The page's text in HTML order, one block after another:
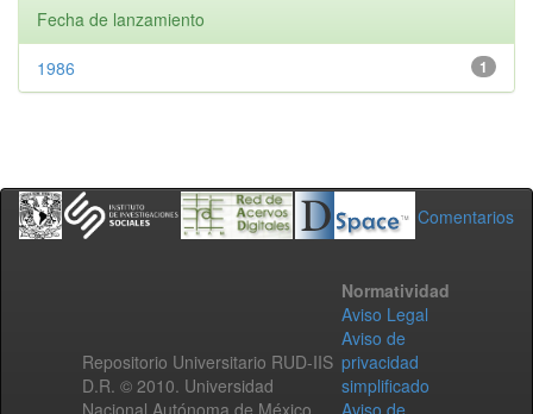
Fecha de lanzamiento
1
1986
Comentarios
Repositorio Universitario RUD-IIS
D.R. © 2010. Universidad
Nacional Autónoma de México.
Normatividad
Aviso Legal
Aviso de
privacidad
simplificado
Aviso de